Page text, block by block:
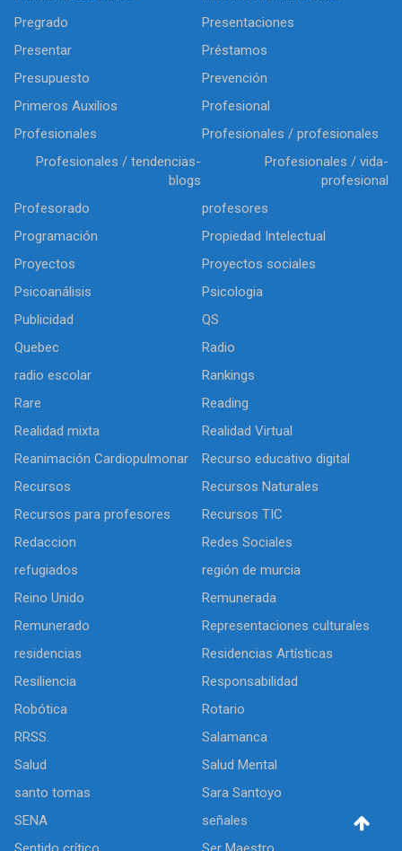
Pregrado
Presentaciones
Presentar
Préstamos
Presupuesto
Prevención
Primeros Auxilios
Profesional
Profesionales
Profesionales / profesionales
Profesionales / tendencias-
blogs
Profesionales / vida-
profesional
Profesorado
profesores
Programación
Propiedad Intelectual
Proyectos
Proyectos sociales
Psicoanálisis
Psicologia
Publicidad
QS
Quebec
Radio
radio escolar
Rankings
Rare
Reading
Realidad mixta
Realidad Virtual
Reanimación Cardiopulmonar
Recurso educativo digital
Recursos
Recursos Naturales
Recursos para profesores
Recursos TIC
Redaccion
Redes Sociales
refugiados
región de murcia
Reino Unido
Remunerada
Remunerado
Representaciones culturales
residencias
Residencias Artísticas
Resiliencia
Responsabilidad
Robótica
Rotario
RRSS.
Salamanca
Salud
Salud Mental
santo tomas
Sara Santoyo
SENA
señales